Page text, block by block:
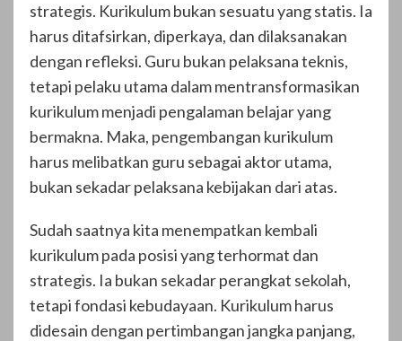
strategis. Kurikulum bukan sesuatu yang statis. Ia
harus ditafsirkan, diperkaya, dan dilaksanakan
dengan refleksi. Guru bukan pelaksana teknis,
tetapi pelaku utama dalam mentransformasikan
kurikulum menjadi pengalaman belajar yang
bermakna. Maka, pengembangan kurikulum
harus melibatkan guru sebagai aktor utama,
bukan sekadar pelaksana kebijakan dari atas.
Sudah saatnya kita menempatkan kembali
kurikulum pada posisi yang terhormat dan
strategis. Ia bukan sekadar perangkat sekolah,
tetapi fondasi kebudayaan. Kurikulum harus
didesain dengan pertimbangan jangka panjang,